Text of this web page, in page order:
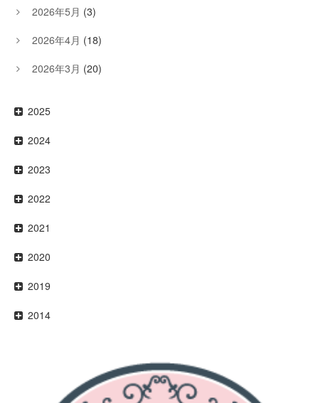
2026年5月 (3)
2026年4月 (18)
2026年3月 (20)
2025
2024
2023
2022
2021
2020
2019
2014